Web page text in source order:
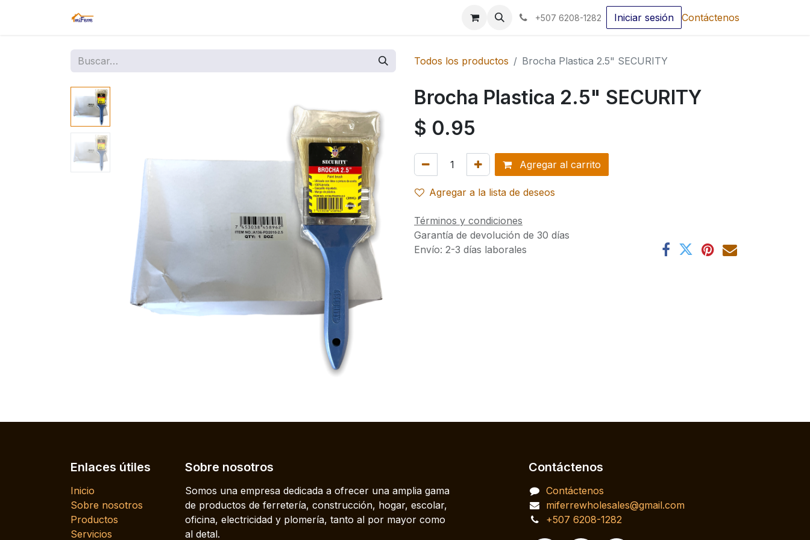
+507 6208-1282 Iniciar sesión Contáctenos
Todos los productos Brocha Plastica 2.5" SECURITY
Brocha Plastica 2.5" SECURITY
$ 0.95
Agregar al carrito
Agregar a la lista de deseos
Términos y condiciones
Garantía de devolución de 30 días
Envío: 2-3 días laborales
Enlaces útiles
Inicio
Sobre nosotros
Productos
Servicios
Sobre nosotros
Somos una empresa dedicada a ofrecer una amplia gama
de productos de ferretería, construcción, hogar, escolar,
oficina, electricidad y plomería, tanto al por mayor como
al detal.
Contáctenos
Contáctenos
miferrewholesales@gmail.com
+507 6208-1282